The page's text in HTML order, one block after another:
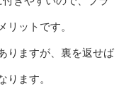
リットです。
りますが、裏を返せば
ります。